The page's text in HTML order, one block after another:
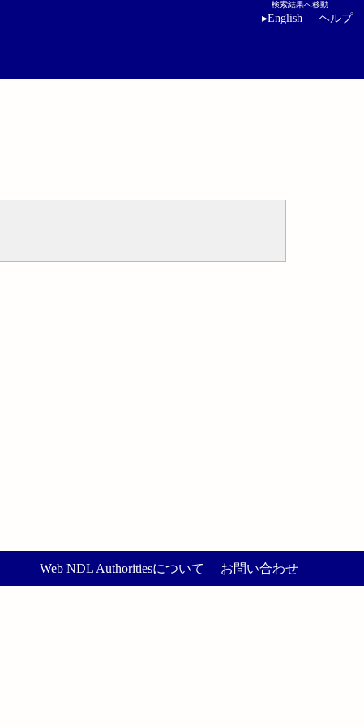
検索結果へ移動
▸English ヘルプ
Web NDL Authoritiesについて お問い合わせ